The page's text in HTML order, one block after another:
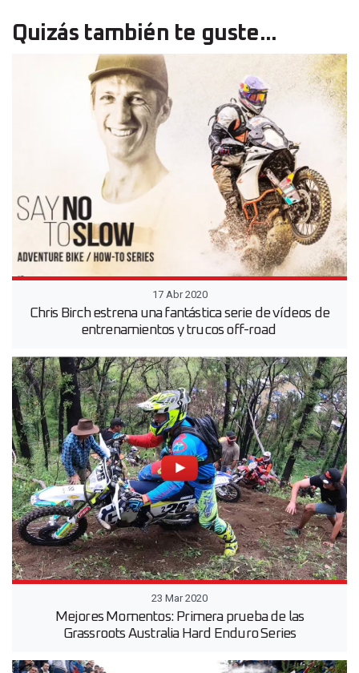
Quizás también te guste...
17 Abr 2020
Chris Birch estrena una fantástica serie de vídeos de
entrenamientos y trucos off-road
23 Mar 2020
Mejores Momentos: Primera prueba de las
Grassroots Australia Hard Enduro Series